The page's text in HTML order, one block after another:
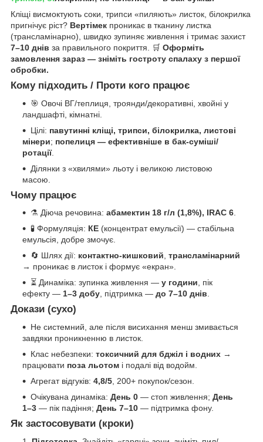
Кліщі висмоктують соки, трипси «пиляють» листок, білокрилка
пригнічує ріст? Вертімек проникає в тканину листка
(трансламінарно), швидко зупиняє живлення і тримає захист
7–10 днів за правильного покриття. 🛒 Оформіть
замовлення зараз — зніміть гостроту спалаху з першої
обробки.
Кому підходить / Проти кого працює
🎯 Овочі ВГ/теплиця, троянди/декоративні, хвойні у
ландшафті, кімнатні.
Цілі: павутинні кліщі, трипси, білокрилка, листові
мінери; пoпелиця — ефективніше в бак-суміші/
ротації.
Ділянки з «хвилями» льоту і великою листовою
масою.
Чому працює
⚗️ Діюча речовина: абамектин 18 г/л (1,8%), IRAC 6.
🧪 Формуляція: КЕ (концентрат емульсії) — стабільна
емульсія, добре змочує.
🔄 Шлях дії: контактно-кишковий, трансламінарний
→ проникає в листок і формує «екран».
⏳ Динаміка: зупинка живлення — у години, пік
ефекту — 1–3 добу, підтримка — до 7–10 днів.
Докази (сухо)
Не системний, але після висихання менш змивається
завдяки проникненню в листок.
Клас небезпеки: токсичний для бджіл і водних →
працювати поза льотом і подалі від водойм.
Агрегат відгуків: 4,8/5 , 200+ покупок/сезон.
Очікувана динаміка: День 0 — стоп живлення; День
1–3 — пік падіння; День 7–10 — підтримка фону.
Як застосовувати (кроки)